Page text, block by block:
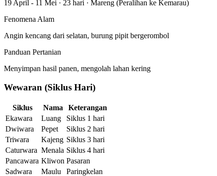
19 April - 11 Mei · 23 hari · Mareng (Peralihan ke Kemarau)
Fenomena Alam
Angin kencang dari selatan, burung pipit bergerombol
Panduan Pertanian
Menyimpan hasil panen, mengolah lahan kering
Wewaran (Siklus Hari)
Siklus Nama
Keterangan
Ekawara
Luang
Siklus 1 hari
Dwiwara
Pepet
Siklus 2 hari
Triwara
Kajeng Siklus 3 hari
Caturwara Menala Siklus 4 hari
Pancawara Kliwon Pasaran
Sadwara
Maulu
Paringkelan